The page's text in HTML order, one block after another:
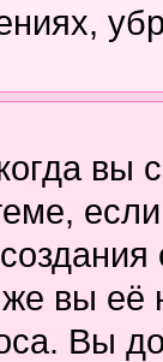
вы
вы её
Вы